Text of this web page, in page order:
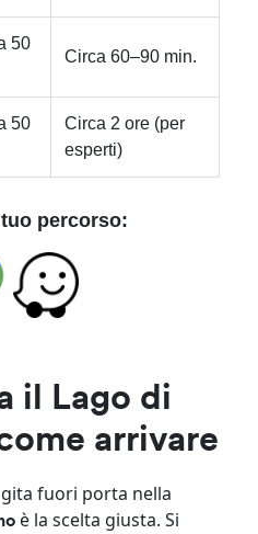
50
Circa 60–90 min.
50
Circa 2 ore (per
esperti)
percorso:
il Lago di
arrivare
fuori porta nella
è la scelta giusta. Si